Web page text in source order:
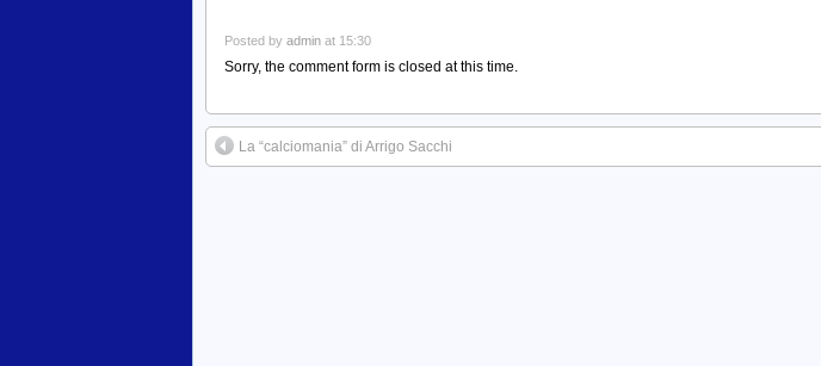
Posted by admin at 15:30
Sorry, the comment form is closed at this time.
La “calciomania” di Arrigo Sacchi